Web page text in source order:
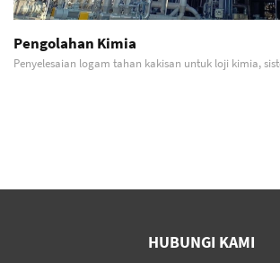
Pengolahan Kimia
Penyelesaian logam tahan kakisan untuk loji kimia,
HUBUNGI KAMI